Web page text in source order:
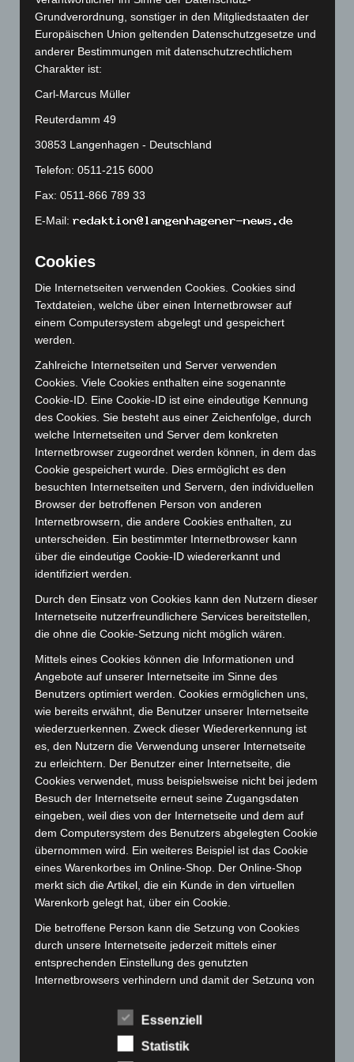
März 2026(115)
Februar 2026(109)
Januar 2026 (122)
September 2025
(93)
Juli 2025(90)
Juni 2025(103)
März 2025
Februar 2025(96)
Januar 2025
Dezember 2024(89)
November 2024
(94)
Oktober 2024(93)
September 2024(112)
August 2024(107)
Juli 2024(89)
Juni 2024 (107)
Mai 2024(149)
April 2024 (102)
März 2024(103)
Februar 2024(103)
Januar 2024(111)
Dezember 2023(130)
November 2023(130)
Oktober 2023(114)
September 2023(133)
August 2023(134)
Juli 2023(118)
Juni 2023 (142)
Mai 2023(139)
April 2023
(155)
März 2023(174)
Februar 2023(154)
Dezember 2022 (130)
November 2022(167)
Oktober 2022(166)
(205)
(166)
Grundverordnung, sonstiger in den Mitgliedstaaten der
Europäischen Union geltenden Datenschutzgesetze und
anderer Bestimmungen mit datenschutzrechtlichem
Charakter ist:
Carl-Marcus Müller
Reuterdamm 49
30853 Langenhagen - Deutschland
Telefon: 0511-215 6000
Fax: 0511-866 789 33
E-Mail:
Cookies
Die Internetseiten verwenden Cookies. Cookies sind
Textdateien, welche über einen Internetbrowser auf
einem Computersystem abgelegt und gespeichert
werden.
Zahlreiche Internetseiten und Server verwenden
Cookies. Viele Cookies enthalten eine sogenannte
Cookie-ID. Eine Cookie-ID ist eine eindeutige Kennung
des Cookies. Sie besteht aus einer Zeichenfolge, durch
welche Internetseiten und Server dem konkreten
Internetbrowser zugeordnet werden können, in dem das
Cookie gespeichert wurde. Dies ermöglicht es den
besuchten Internetseiten und Servern, den individuellen
Browser der betroffenen Person von anderen
Internetbrowsern, die andere Cookies enthalten, zu
unterscheiden. Ein bestimmter Internetbrowser kann
über die eindeutige Cookie-ID wiedererkannt und
identifiziert werden.
Durch den Einsatz von Cookies kann den Nutzern dieser
Internetseite nutzerfreundlichere Services bereitstellen,
die ohne die Cookie-Setzung nicht möglich wären.
Mittels eines Cookies können die Informationen und
Angebote auf unserer Internetseite im Sinne des
Benutzers optimiert werden. Cookies ermöglichen uns,
wie bereits erwähnt, die Benutzer unserer Internetseite
wiederzuerkennen. Zweck dieser Wiedererkennung ist
es, den Nutzern die Verwendung unserer Internetseite
zu erleichtern. Der Benutzer einer Internetseite, die
Cookies verwendet, muss beispielsweise nicht bei jedem
Besuch der Internetseite erneut seine Zugangsdaten
eingeben, weil dies von der Internetseite und dem auf
dem Computersystem des Benutzers abgelegten Cookie
übernommen wird. Ein weiteres Beispiel ist das Cookie
eines Warenkorbes im Online-Shop. Der Online-Shop
merkt sich die Artikel, die ein Kunde in den virtuellen
Warenkorb gelegt hat, über ein Cookie.
Die betroffene Person kann die Setzung von Cookies
durch unsere Internetseite jederzeit mittels einer
entsprechenden Einstellung des genutzten
Internetbrowsers verhindern und damit der Setzung von
bereits gesetzte Cookies jederzeit über einen
gelöscht werden. Dies ist in allen gängigen
Essenziell
Statistik